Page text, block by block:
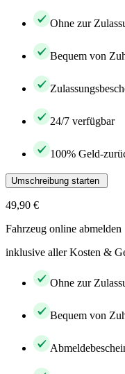
Ohne zur
Bequem von
24/7 verfügbar
100% Geld-
Umschreibung starten
49,90 €
Fahrzeug online abmelden
inklusive aller Kosten &
Ohne zur
Bequem von